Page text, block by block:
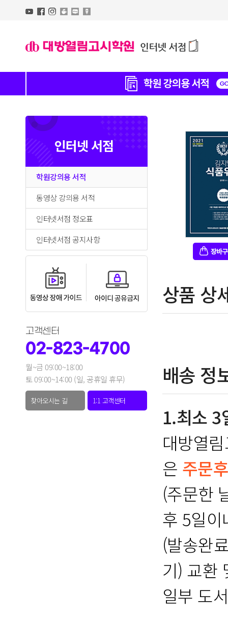
인터넷 서점
학원강의용 서적
동영상 강의용 서적
인터넷서점 정오표
인터넷서점 공지사항
고객센터
02-823-4700
월~금 09:00~18:00
토 09:00~14:00 (일, 공휴일 휴무)
찾아오시는 길 1:1 고객센터
상품 상
배송 정
1.최소 3
대방열
은 주문
(주문한
후 5일
(발송완
기) 교환
일부 도